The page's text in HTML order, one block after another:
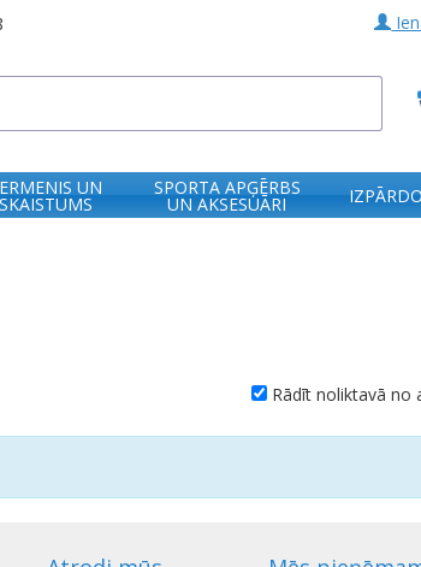
UN
SKAISTUMS
SPORTA APĢĒRBS
UN AKSESUĀRI
Rādīt noliktavā no